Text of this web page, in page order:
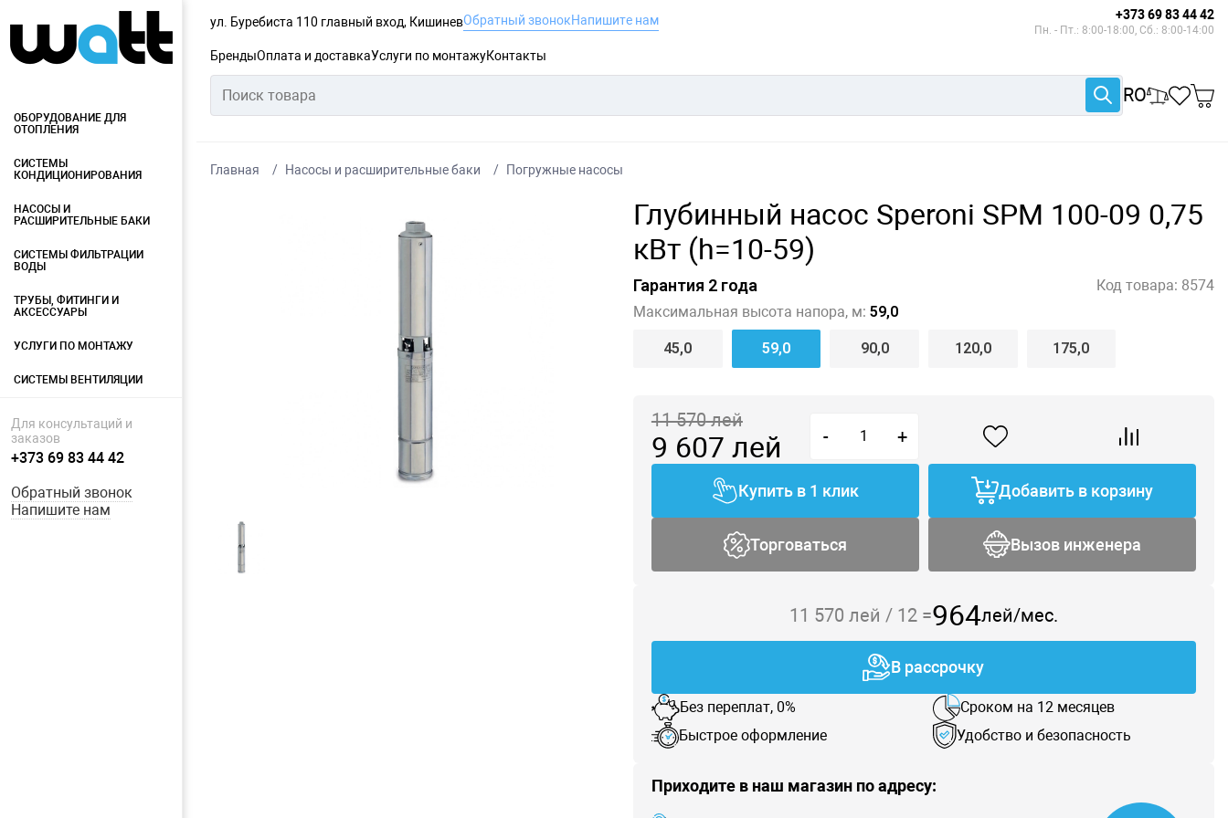
ул. Буребиста 110 главный вход, КишиневОбратный звонокНапишите нам +373 69 83 44 42
Пн. - Пт.: 8:00-18:00, Сб.: 8:00-14:00
БрендыОплата и доставкаУслуги по монтажуКонтакты
RO
ОБОРУДОВАНИЕ ДЛЯ
ОТОПЛЕНИЯ
СИСТЕМЫ
КОНДИЦИОНИРОВАНИЯ
НАСОСЫ И
РАСШИРИТЕЛЬНЫЕ БАКИ
СИСТЕМЫ ФИЛЬТРАЦИИ
ВОДЫ
ТРУБЫ, ФИТИНГИ И
АКСЕССУАРЫ
УСЛУГИ ПО МОНТАЖУ
СИСТЕМЫ ВЕНТИЛЯЦИИ
Для консультаций и
заказов
+373 69 83 44 42
Обратный звонок
Напишите нам
Главная Насосы и расширительные баки Погружные насосы
Глубинный насос Speroni SPM 100-09 0,75
кВт (h=10-59)
Гарантия 2 года Код товара: 8574
Максимальная высота напора, м: 59,0
45,0 59,0 90,0 120,0 175,0
11 570лей
9 607 лей - +
Купить в 1 клик Добавить в корзину
Торговаться Вызов инженера
11 570 лей / 12=964лей/мес.
В рассрочку
Без переплат, 0%
Сроком на 12 месяцев
Быстрое оформление
Удобство и безопасность
Приходите в наш магазин по адресу: